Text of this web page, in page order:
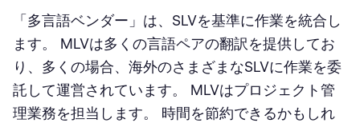
「多言語ベンダー」は、SLVを基準に作業を統合し
ます。 MLVは多くの言語ペアの翻訳を提供してお
り、多くの場合、海外のさまざまなSLVに作業を委
託して運営されています。 MLVはプロジェクト管
理業務を担当します。 時間を節約できるかもしれ